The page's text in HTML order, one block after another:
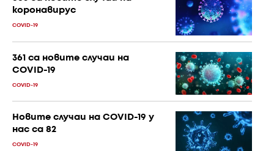
коронавирус
COVID-19
361 са новите случаи на
COVID-19
COVID-19
Новите случаи на COVID-19 у
нас са 82
COVID-19